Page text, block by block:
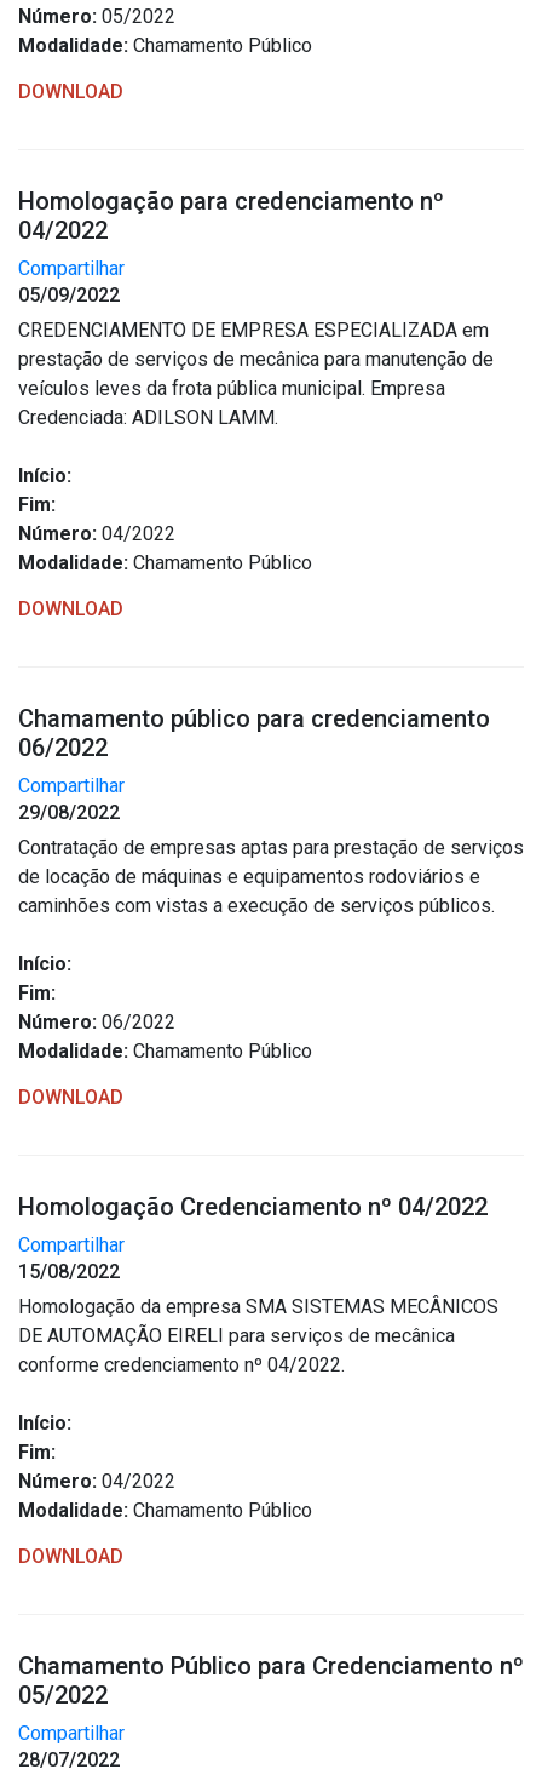
Número: 05/2022
Modalidade: Chamamento Público
DOWNLOAD
Homologação para credenciamento nº
04/2022
Compartilhar
05/09/2022
CREDENCIAMENTO DE EMPRESA ESPECIALIZADA em
prestação de serviços de mecânica para manutenção de
veículos leves da frota pública municipal. Empresa
Credenciada: ADILSON LAMM.
Início:
Fim:
Número: 04/2022
Modalidade: Chamamento Público
DOWNLOAD
Chamamento público para credenciamento
06/2022
Compartilhar
29/08/2022
Contratação de empresas aptas para prestação de serviços
de locação de máquinas e equipamentos rodoviários e
caminhões com vistas a execução de serviços públicos.
Início:
Fim:
Número: 06/2022
Modalidade: Chamamento Público
DOWNLOAD
Homologação Credenciamento nº 04/2022
Compartilhar
15/08/2022
Homologação da empresa SMA SISTEMAS MECÂNICOS
DE AUTOMAÇÃO EIRELI para serviços de mecânica
conforme credenciamento nº 04/2022.
Início:
Fim:
Número: 04/2022
Modalidade: Chamamento Público
DOWNLOAD
Chamamento Público para Credenciamento nº
05/2022
Compartilhar
28/07/2022